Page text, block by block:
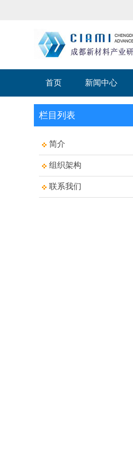
首页 新闻中心
栏目列表
简介
组织架构
联系我们